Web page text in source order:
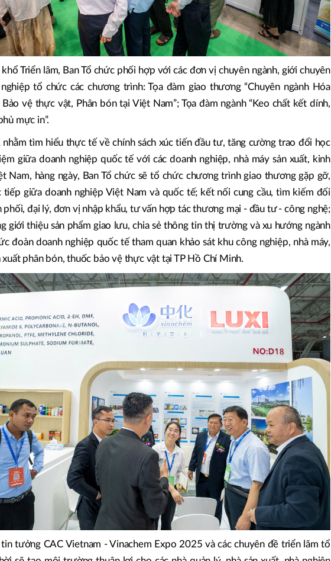
Triển lãm, Ban Tổ chức phối hợp với các đơn vị chuyên ngành, giới chuyên
tổ chức các chương trình: Tọa đàm giao thương “Chuyên ngành Hóa
vệ thực vật, Phân bón tại Việt Nam”; Tọa đàm ngành “Keo chất kết dính,
mực in”.
nhằm tìm hiểu thực tế về chính sách xúc tiến đầu tư, tăng cường trao đổi học
giữa doanh nghiệp quốc tế với các doanh nghiệp, nhà máy sản xuất, kinh
Nam, hàng ngày, Ban Tổ chức sẽ tổ chức chương trình giao thương gặp gỡ,
giữa doanh nghiệp Việt Nam và quốc tế; kết nối cung cầu, tìm kiếm đối
phối, đại lý, đơn vị nhập khẩu, tư vấn hợp tác thương mại - đầu tư - công nghệ;
giới thiệu sản phẩm giao lưu, chia sẻ thông tin thị trường và xu hướng ngành
đoàn doanh nghiệp quốc tế tham quan khảo sát khu công nghiệp, nhà máy,
xuất phân bón, thuốc bảo vệ thực vật tại TP Hồ Chí Minh.
tin tưởng CAC Vietnam - Vinachem Expo 2025 và các chuyên đề triển lãm tổ